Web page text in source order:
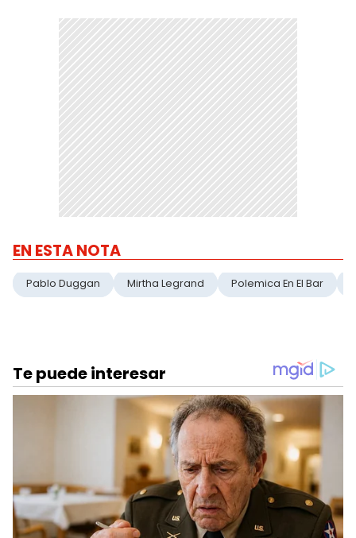
EN ESTA NOTA
Pablo Duggan Mirtha Legrand Polemica En El Bar